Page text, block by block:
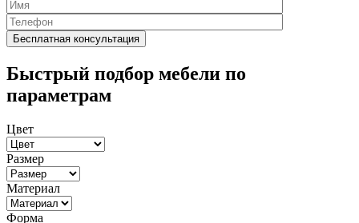
Быстрый подбор мебели по
параметрам
Цвет
Размер
Материал
Форма